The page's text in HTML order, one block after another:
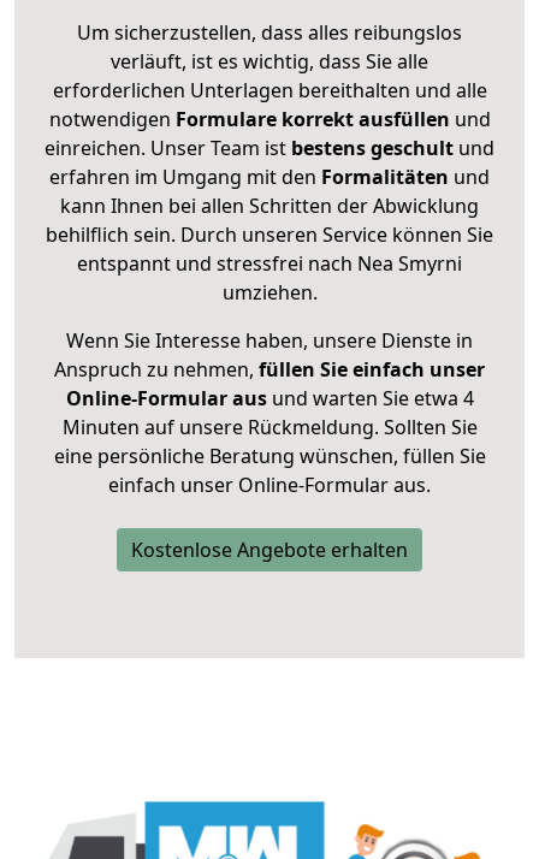
Um sicherzustellen, dass alles reibungslos
verläuft, ist es wichtig, dass Sie alle
erforderlichen Unterlagen bereithalten und alle
notwendigen Formulare korrekt ausfüllen und
einreichen. Unser Team ist bestens geschult und
erfahren im Umgang mit den Formalitäten und
kann Ihnen bei allen Schritten der Abwicklung
behilflich sein. Durch unseren Service können Sie
entspannt und stressfrei nach Nea Smyrni
umziehen.
Wenn Sie Interesse haben, unsere Dienste in
Anspruch zu nehmen, füllen Sie einfach unser
Online-Formular ausund warten Sie etwa 4
Minuten auf unsere Rückmeldung. Sollten Sie
eine persönliche Beratung wünschen, füllen Sie
einfach unser Online-Formular aus.
Kostenlose Angebote erhalten